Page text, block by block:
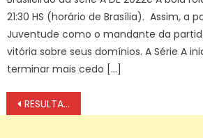
21:30 HS (horário de Brasília). Assim, a
Juventude como o mandante da
vitória sobre seus domínios. A Série A
terminar mais cedo […]
Navegação
de
RESULTADO DO SORTEIO DUPLA SENA 2838 DE HOJE SEXTA (25/07)